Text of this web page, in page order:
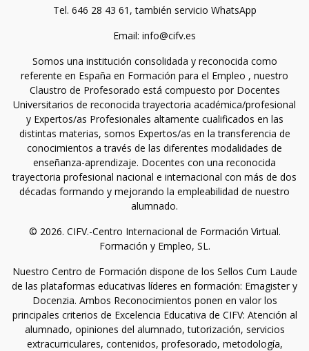
Tel. 646 28 43 61, también servicio WhatsApp
Email: info@cifv.es
Somos una institución consolidada y reconocida como
referente en España en Formación para el Empleo , nuestro
Claustro de Profesorado está compuesto por Docentes
Universitarios de reconocida trayectoria académica/profesional
y Expertos/as Profesionales altamente cualificados en las
distintas materias, somos Expertos/as en la transferencia de
conocimientos a través de las diferentes modalidades de
enseñanza-aprendizaje. Docentes con una reconocida
trayectoria profesional nacional e internacional con más de dos
décadas formando y mejorando la empleabilidad de nuestro
alumnado.
© 2026. CIFV.-Centro Internacional de Formación Virtual.
Formación y Empleo, SL.
Nuestro Centro de Formación dispone de los Sellos Cum Laude
de las plataformas educativas líderes en formación: Emagister y
Docenzia. Ambos Reconocimientos ponen en valor los
principales criterios de Excelencia Educativa de CIFV: Atención al
alumnado, opiniones del alumnado, tutorización, servicios
extracurriculares, contenidos, profesorado, metodología,